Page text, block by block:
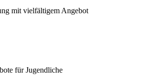
mit vielfältigem Angebot
für Jugendliche